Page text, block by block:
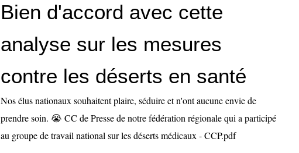
Bien d'accord avec cette
analyse sur les mesures
contre les déserts en santé
Nos élus nationaux souhaitent plaire, séduire et n'ont aucune envie de
prendre soin. 😭 CC de Presse de notre fédération régionale qui a participé
au groupe de travail national sur les déserts médicaux - CCP.pdf